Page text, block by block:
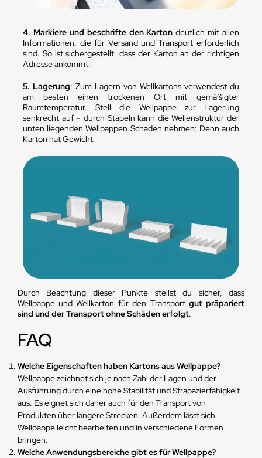
4. Markiere und beschrifte den Karton deutlich mit allen
Informationen, die für Versand und Transport erforderlich
sind. So ist sichergestellt, dass der Karton an der richtigen
Adresse ankommt.
5. Lagerung: Zum Lagern von Wellkartons verwendest du
am besten einen trockenen Ort mit gemäßigter
Raumtemperatur. Stell die Wellpappe zur Lagerung
senkrecht auf – durch Stapeln kann die Wellenstruktur der
unten liegenden Wellpappen Schaden nehmen: Denn auch
Karton hat Gewicht.
Durch Beachtung dieser Punkte stellst du sicher, dass
Wellpappe und Wellkarton für den Transportgut präpariert
sind und der Transport ohne Schäden erfolgt.
FAQ
Welche Eigenschaften haben Kartons aus Wellpappe?
Wellpappe zeichnet sich je nach Zahl der Lagen und der
Ausführung durch eine hohe Stabilität und Strapazierfähigkeit
aus. Es eignet sich daher auch für den Transport von
Produkten über längere Strecken. Außerdem lässt sich
Wellpappe leicht bearbeiten und in verschiedene Formen
bringen.
Welche Anwendungsbereiche gibt es für Wellpappe?